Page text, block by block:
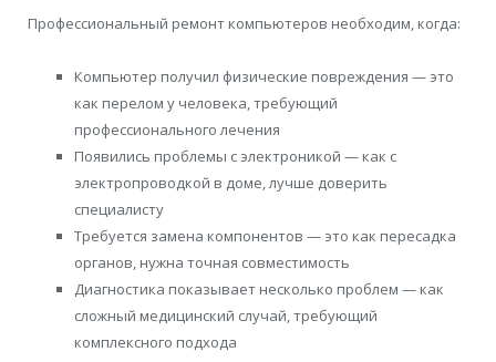
Профессиональный ремонт компьютеров необходим, когда:
Компьютер получил физические повреждения — это
как перелом у человека, требующий
профессионального лечения
Появились проблемы с электроникой — как с
электропроводкой в доме, лучше доверить
специалисту
Требуется замена компонентов — это как пересадка
органов, нужна точная совместимость
Диагностика показывает несколько проблем — как
сложный медицинский случай, требующий
комплексного подхода